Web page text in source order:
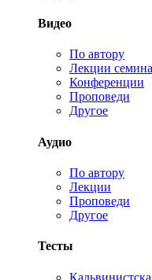
Видео
По автору
Лекции
Конференции
Проповеди
Другое
Аудио
По автору
Лекции
Проповеди
Другое
Тесты